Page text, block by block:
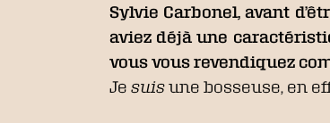
Sylvie Carbonel, avant
aviez déjà une
vous vous revendiquez
Je suis une bosseuse, en